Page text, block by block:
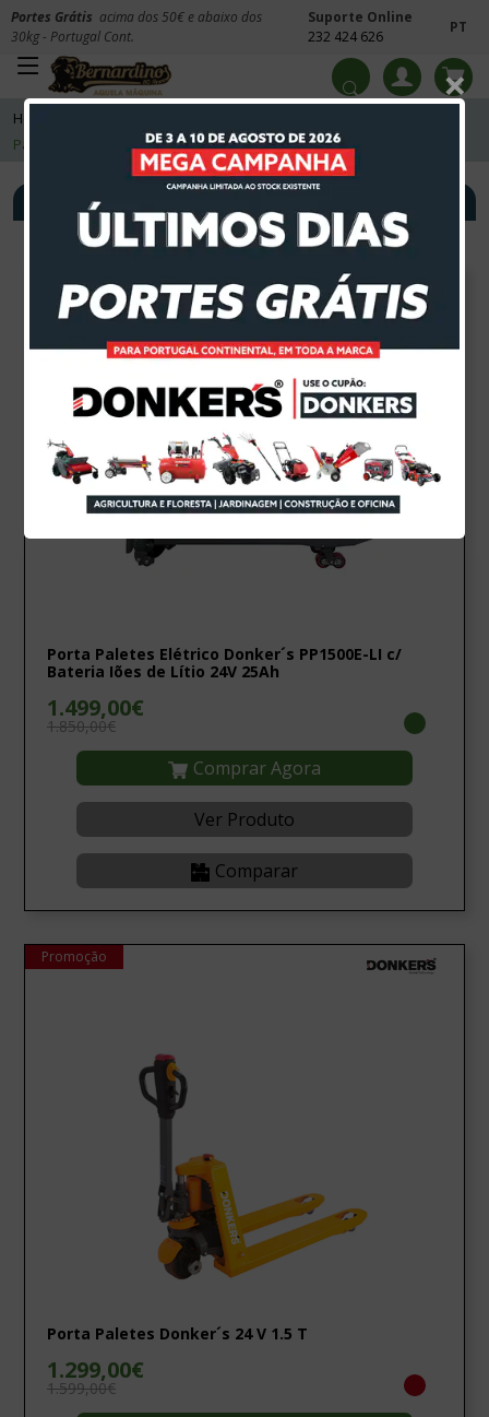
Portes Grátis acima dos 50€ e abaixo dos
30kg - Portugal Cont.
Suporte Online
232 424 626
PT
Home
Paletes Elétricos
Porta Paletes Elétrico Donker´s PP1500E-LI c/
Bateria Iões de Lítio 24V 25Ah
1.499,00€
1.850,00€
Comprar Agora
Ver Produto
Comparar
Promoção
Porta Paletes Donker´s 24 V 1.5 T
1.299,00€
1.599,00€
×